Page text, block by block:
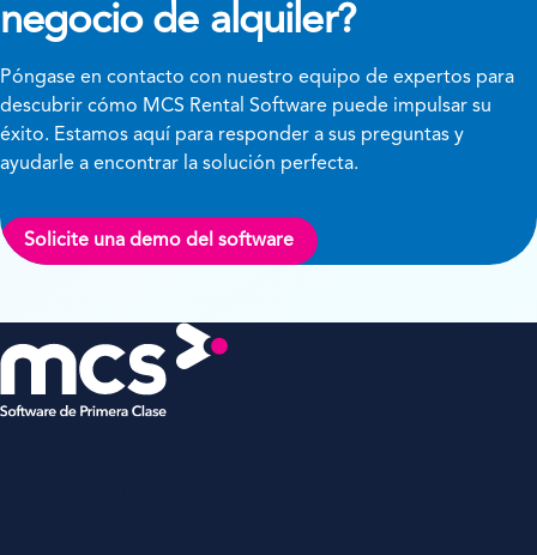
negocio de alquiler?
Póngase en contacto con nuestro equipo de expertos para
descubrir cómo MCS Rental Software puede impulsar su
éxito. Estamos aquí para responder a sus preguntas y
ayudarle a encontrar la solución perfecta.
Solicite una demo del software